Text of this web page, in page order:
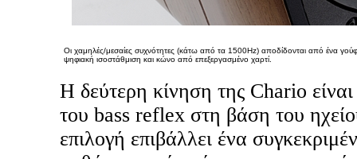
Οι χαμηλές/μεσαίες συχνότητες (κάτω από τα 1500Hz) αποδίδονται από ένα
ψηφιακή ισοστάθμιση και κώνο από επεξεργασμένο χαρτί.
Η δεύτερη κίνηση της Chario
του bass reflex στη βάση του
επιλογή επιβάλλει ένα